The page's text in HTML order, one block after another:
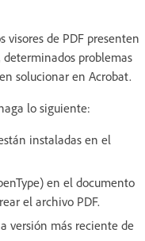
visores de PDF presenten
problemas
solucionar en Acrobat.
lo siguiente:
instaladas en el
en el documento
el archivo PDF.
versión más reciente de